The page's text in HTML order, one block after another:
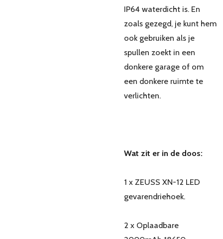
IP64 waterdicht is. En
zoals gezegd, je kunt hem
ook gebruiken als je
spullen zoekt in een
donkere garage of om
een donkere ruimte te
verlichten.
Wat zit er in de doos:
1 x ZEUSS XN-12 LED
gevarendriehoek.
2 x Oplaadbare